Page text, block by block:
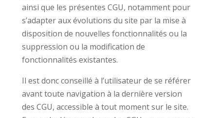
ainsi que les présentes CGU, notamment pour
s’adapter aux évolutions du site par la mise à
disposition de nouvelles fonctionnalités ou la
suppression ou la modification de
fonctionnalités existantes.
Il est donc conseillé à l’utilisateur de se référer
avant toute navigation à la dernière version
des CGU, accessible à tout moment sur le site.